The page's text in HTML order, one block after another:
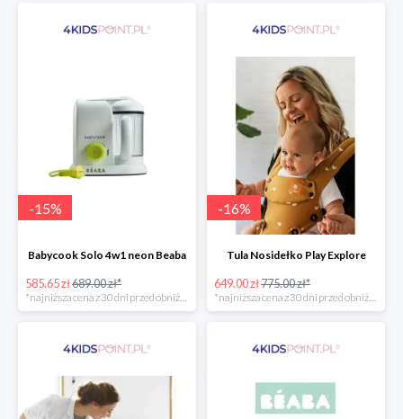
-15%
Babycook Solo 4w1 neon Beaba
585.65 zł689.00 zł*
-16%
Tula Nosidełko Play Explore
649.00 zł775.00 zł*